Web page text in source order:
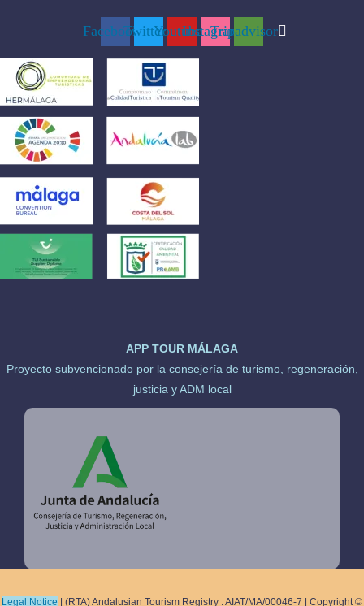
FacebookTwitterYoutubeInstagramTripadvisor
APP TOUR MÁLAGA
Proyecto subvencionado por la consejería de turismo, regeneración,
justicia y ADM local
Legal Notice | (RTA) Andalusian Tourism Registry : AIAT/MA/00046-7 | Copyright ©